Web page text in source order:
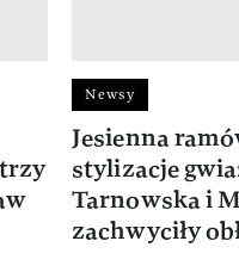
Newsy
Jesienna
stylizacje
Tarnowska i
zachwyciły